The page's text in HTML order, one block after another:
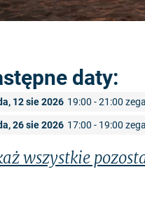
daty:
12 sie 2026 19:00 - 21:00
26 sie 2026 17:00 - 19:00
wszystkie